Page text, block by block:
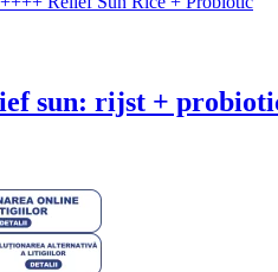
sun: rijst +